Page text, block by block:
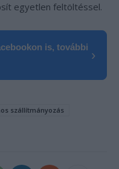
egyetlen feltöltéssel.
is, további
›
szállítmányozás